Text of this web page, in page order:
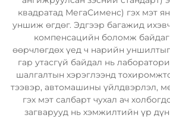
квадратад МегаСименс) гэх мэт
уншиж өгдөг. Эдгээр багажид
компенсацийн боломж
өөрчлөгдөх үед ч нарийн
гар утасгүй байдал нь
шалгалтын хэрэглээнд
тээвэр, автомашины үйлдвэрлэл,
гэх мэт салбарт чухал ач
загварууд нь хэмжилтийн үр